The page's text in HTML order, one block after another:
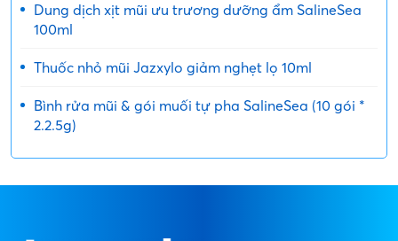
Dung dịch xịt mũi ưu trương dưỡng ẩm SalineSea
100ml
Thuốc nhỏ mũi Jazxylo giảm nghẹt lọ 10ml
Bình rửa mũi & gói muối tự pha SalineSea (10 gói *
2.2.5g)